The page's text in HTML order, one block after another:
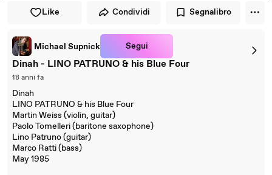
Like Condividi Segnalibro
Michael Supnick Segui
Dinah - LINO PATRUNO & his Blue Four
18 anni fa
Dinah
LINO PATRUNO & his Blue Four
Martin Weiss (violin, guitar)
Paolo Tomelleri (baritone saxophone)
Lino Patruno (guitar)
Marco Ratti (bass)
May 1985